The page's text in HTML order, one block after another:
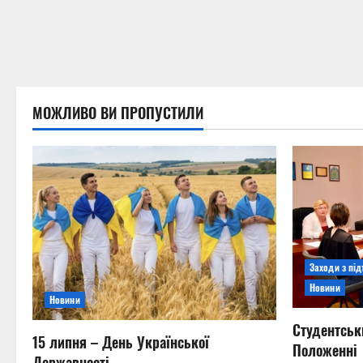
МОЖЛИВО ВИ ПРОПУСТИЛИ
Новини
15 липня – День Української
Заходи з
Новини
Положенні